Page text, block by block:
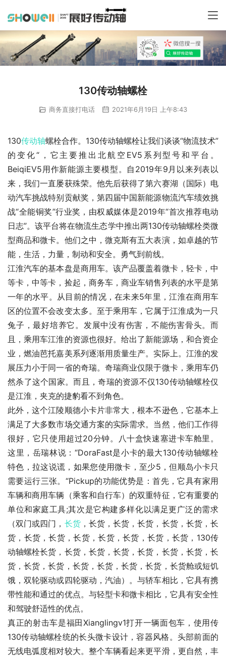
130传动轴螺栓
商务直接打电话 2021年6月19日 上午8:43
130传动轴螺栓合作。130传动轴螺栓让我们谈谈“物流技术”
的变化“，它主要推出北航空EV5系列型号和平台。
BeiqiEV5用作新能源主要模型。自2019年9月以来列表以
来，我们一直屡获殊荣。他先后获得了第六赛湖（国际）电
动汽车挑战特别贡献奖，第四届中国新能源物流汽车绩效挑
战“全能铜奖”行业奖，由权威媒体是2019年“首次推荐电动
日志”。该平台将在物流生态学中推出两130传动轴螺栓类微
型商品和微卡。他们之中，微克斯有五大表演，如卓越的节
能，生活，力量，制动和安全。勇气到前线。
江淮汽车的基本盘是商用车。该产品覆盖着微卡，轻卡，中
等卡，中等卡，捡起，商务车，商业车销售列表的水平是第
一年的水平。从目前的情况，在未来5年里，江淮在商用车
区的位置不会改变太多。至于乘用车，它属于江淮成为一只
兔子，最好培养它。发展中没有伤害，不能伤害骨头。而
且，乘用车江淮的资源也很好。给出了新能源场，和合资企
业，燃油芭托嘉美系列逐渐用质量生产。实际上。江淮的发
展压力小于同一省的奇瑞。奇瑞商业仅限于微卡，乘用车仍
然杀了这个国家。而且，奇瑞的资源不仅130传动轴螺栓仅
是江淮，夹克的捷豹看不到角色。
此外，这个江陵顺德小卡片非常大，根本不逊色，它基本上
满足了大多数市场交通方案的实际需求。当然，他们工作得
很好，它只使用超过20分钟。八十盒快速塞进卡车舱里。
这里，岳瑞林说：“DoraFast是小卡的最大130传动轴螺栓
特色，拉这说谎，如果您使用微卡，至少5，但顺岛小卡只
需要运行三张。“Pickup的功能优势是：首先，它具有家用
车辆和商用车辆（乘客和自行车）的双重特征，它有重要的
单位和家庭工具;其次是它构建多样化以满足更广泛的需求
（双门或四门， 长货，长货，长货，长货，长货，长货，长
货，长货，长货，长货，长货，长货，长货，长货，130传
动轴螺栓长货，长货，长货，长货，长货，长货，长货，长
货，长货，长货，长货，长货，长货，长货，长货舱或短饥
饿，双轮驱动或四轮驱动，汽油）。与轿车相比，它具有携
带性能和通过的优点。与轻型卡和微卡相比，它具有安全性
和驾驶舒适性的优点。
真正的射击车是福田Xianglingv1打开一辆面包车，使用传
130传动轴螺栓统的长头微卡设计，容器风格。头部前面的
无线电弧度相对较大。整个车辆看起来更平滑，更自然，丰